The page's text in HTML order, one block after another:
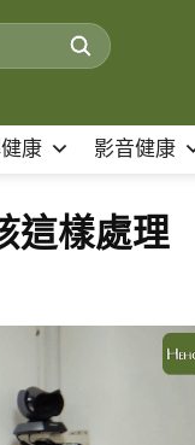
康 影音健康
這樣處理